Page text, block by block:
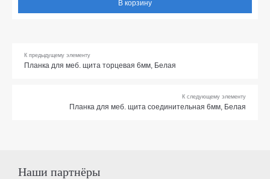
В корзину
К предыдущему элементу
Планка для меб. щита торцевая 6мм, Белая
К следующему элементу
Планка для меб. щита соединительная 6мм, Белая
Наши партнёры